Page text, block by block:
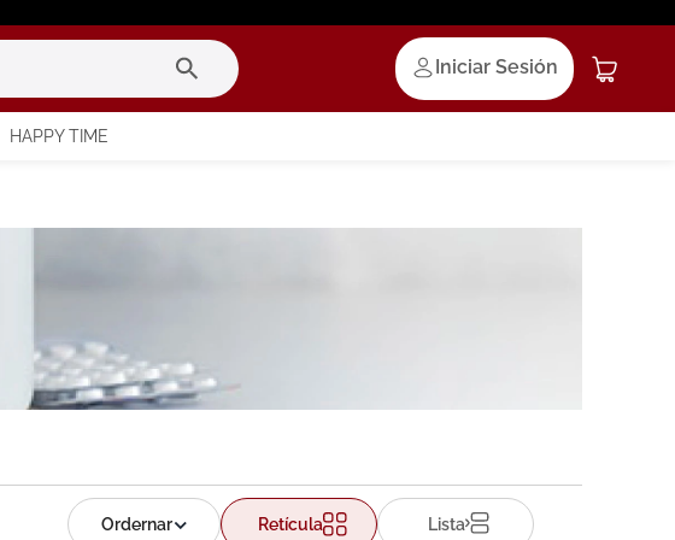
Iniciar Sesión
HAPPY TIME
Retícula Lista